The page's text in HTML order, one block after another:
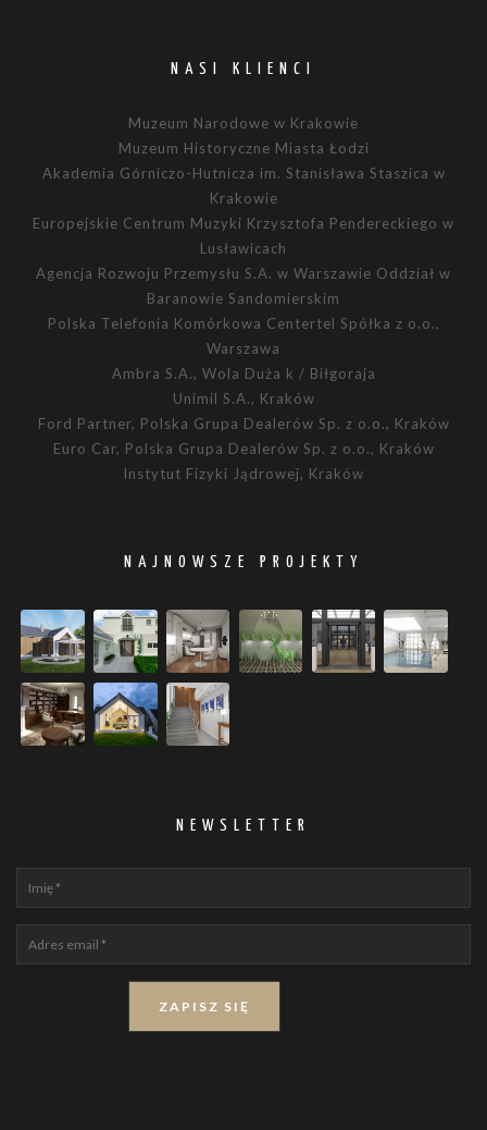
NASI KLIENCI
Muzeum Narodowe w Krakowie
Muzeum Historyczne Miasta Łodzi
Akademia Górniczo-Hutnicza im. Stanisława Staszica w
Krakowie
Europejskie Centrum Muzyki Krzysztofa Pendereckiego w
Lusławicach
Agencja Rozwoju Przemysłu S.A. w Warszawie Oddział w
Baranowie Sandomierskim
Polska Telefonia Komórkowa Centertel Spółka z o.o.,
Warszawa
Ambra S.A., Wola Duża k / Biłgoraja
Unimil S.A., Kraków
Ford Partner, Polska Grupa Dealerów Sp. z o.o., Kraków
Euro Car, Polska Grupa Dealerów Sp. z o.o., Kraków
Instytut Fizyki Jądrowej, Kraków
NAJNOWSZE PROJEKTY
NEWSLETTER